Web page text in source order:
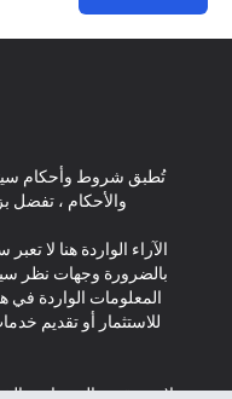
تُطبق شروط وأحكام
والأحكام ، تفضل
الآراء الواردة هنا لا
بالضرورة وجهات نظر
المعلومات الواردة في
للاستثمار أو تقديم
لا يتم تقديم المنتجات